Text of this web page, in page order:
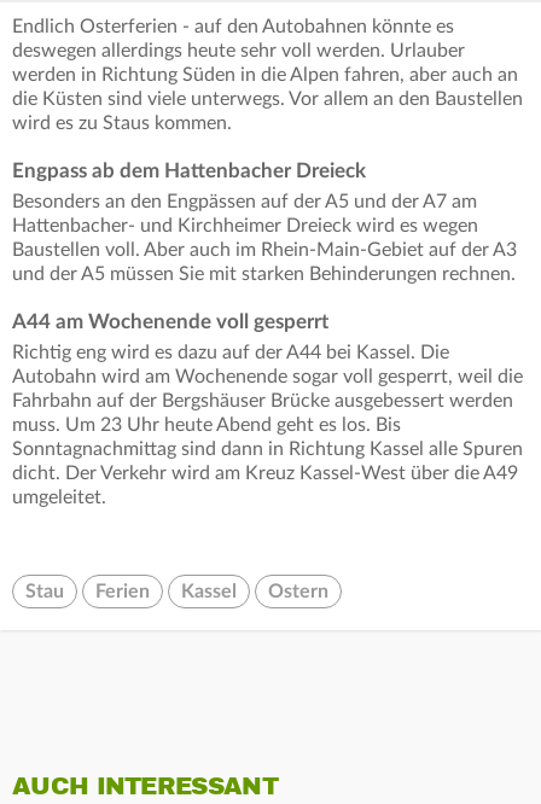
Endlich Osterferien - auf den Autobahnen könnte es
deswegen allerdings heute sehr voll werden. Urlauber
werden in Richtung Süden in die Alpen fahren, aber auch an
die Küsten sind viele unterwegs. Vor allem an den Baustellen
wird es zu Staus kommen.
Engpass ab dem Hattenbacher Dreieck
Besonders an den Engpässen auf der A5 und der A7 am
Hattenbacher- und Kirchheimer Dreieck wird es wegen
Baustellen voll. Aber auch im Rhein-Main-Gebiet auf der A3
und der A5 müssen Sie mit starken Behinderungen rechnen.
A44 am Wochenende voll gesperrt
Richtig eng wird es dazu auf der A44 bei Kassel. Die
Autobahn wird am Wochenende sogar voll gesperrt, weil die
Fahrbahn auf der Bergshäuser Brücke ausgebessert werden
muss. Um 23 Uhr heute Abend geht es los. Bis
Sonntagnachmittag sind dann in Richtung Kassel alle Spuren
dicht. Der Verkehr wird am Kreuz Kassel-West über die A49
umgeleitet.
Stau Ferien Kassel Ostern
AUCH INTERESSANT